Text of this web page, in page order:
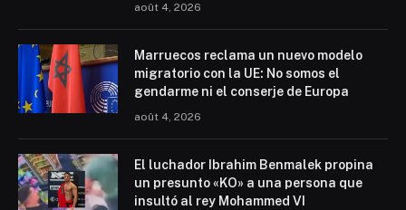
août 4, 2026
Marruecos reclama un nuevo modelo
migratorio con la UE: No somos el
gendarme ni el conserje de Europa
août 4, 2026
El luchador Ibrahim Benmalek propina
un presunto «KO» a una persona que
insultó al rey Mohammed VI